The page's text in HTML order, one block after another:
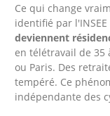
Ce qui change
identifié par l'INSEE
deviennent
en télétravail de 35
ou Paris. Des
tempéré. Ce
indépendante des